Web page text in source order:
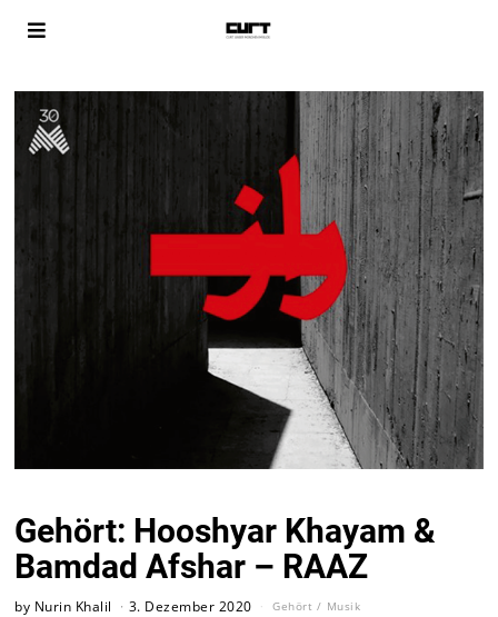
Gehört: Hooshyar Khayam &
Bamdad Afshar – RAAZ
by Nurin Khalil 3. Dezember 2020 Gehört / Musik